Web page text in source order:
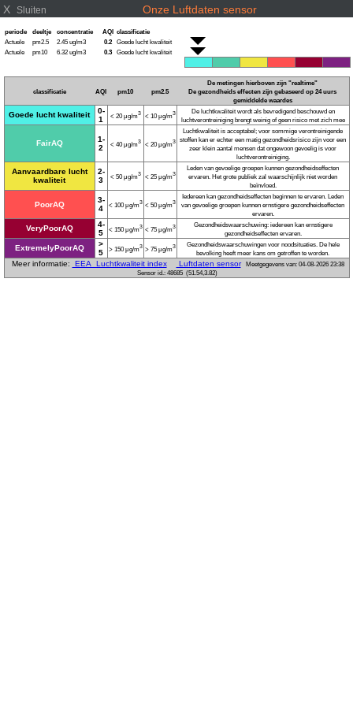
X Sluiten Onze Luftdaten sensor
periode deeltje concentratie AQI classificatie
Actuele
pm2.5 2.45 ug/m3 0.2 Goede lucht kwaliteit
Actuele
pm10 6.32 ug/m3 0.3 Goede lucht kwaliteit
classificatie AQI pm10 pm2.5
De metingen hierboven zijn "realtime"
De gezondheids effecten zijn gebaseerd op 24 uurs
gemiddeldewaardes
Goede lucht kwaliteit
0-
1
< 20 μg/m3 < 10 μg/m3
De luchtkwaliteit wordt als bevredigend beschouwd en
luchtverontreiniging brengt weinig of geen risico met zich mee
FairAQ
1-
2
< 40 μg/m3 < 20 μg/m3
Luchtkwaliteit is acceptabel; voor sommige verontreinigende
stoffen kan er echter een matig gezondheidsrisico zijn voor een
zeer klein aantal mensen dat ongewoon gevoelig is voor
luchtverontreiniging.
Aanvaardbare lucht
kwaliteit
2-
3
< 50 μg/m3 < 25 μg/m3
Leden van gevoelige groepen kunnen gezondheidseffecten
ervaren. Het grote publiek zal waarschijnlijk niet worden
beïnvloed.
PoorAQ
3-
4
< 100 μg/m3 < 50 μg/m3
Iedereen kan gezondheidseffecten beginnen te ervaren. Leden
van gevoelige groepen kunnen ernstigere gezondheidseffecten
ervaren.
VeryPoorAQ
4-
5
< 150 μg/m3 < 75 μg/m3
Gezondheidswaarschuwing: iedereen kan ernstigere
gezondheidseffecten ervaren.
ExtremelyPoorAQ
>
5
> 150 μg/m3 > 75 μg/m3
Gezondheidswaarschuwingen voor noodsituaties. De hele
bevolking heeft meer kans om getroffen te worden.
Meer informatie: EEA Luchtkwaliteit index Luftdaten sensor
Meetgegevens van: 04-08-2026 23:38
Sensor id.: 48685 (51.54,3.82)